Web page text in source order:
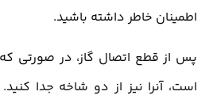
اطمینان خاطر داشته باشید.
پس از قطع اتصال گاز، در صورتی که
است، آنرا نیز از دو شاخه جدا